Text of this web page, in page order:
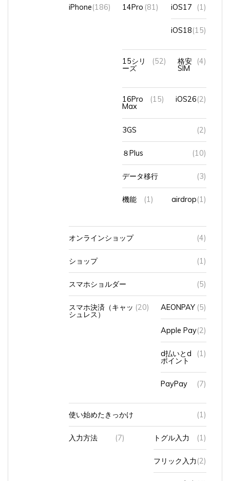
iOS18(15)
15シリ (52) 格安
SIM
(4)
16Pro (15) iOS26(2)
3GS (2)
８Plus (10)
データ移行 (3)
機能 (1) airdrop(1)
オンラインショップ (4)
ショップ (1)
スマホショルダー (5)
スマホ決済（キャッ
シュレス）
(20) AEONPAY(5)
Apple Pay(2)
d払いとd
ポイント
(1)
PayPay (7)
使い始めたきっかけ (1)
入力方法 (7) トグル入力 (1)
フリック入力(2)
フルキー入力(4)